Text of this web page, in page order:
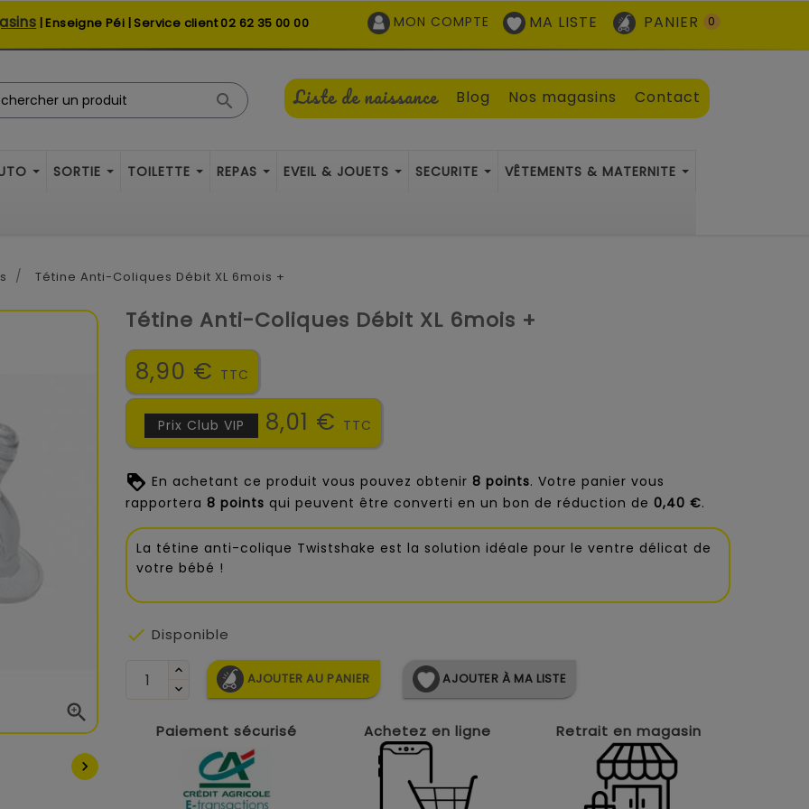
| Enseigne Péi | Service client02 62 35 00 00 MON COMPTE MA LISTE PANIER 0
Liste de naissance Blog Nos magasins Contact

SORTIE TOILETTE REPAS EVEIL & JOUETS SECURITE VÊTEMENTS & MATERNITE
Tétine Anti-Coliques Débit XL 6mois +


Tétine Anti-Coliques Débit XL 6mois +
8,90 € TTC
Prix Club VIP 8,01 € TTC
En achetant ce produit vous pouvez obtenir 8 points. Votre panier vous
rapportera 8 points qui peuvent être converti en un bon de réduction de 0,40 €.
La tétine anti-colique Twistshake est la solution idéale pour le ventre délicat de
votre bébé !
 Disponible
AJOUTER AU PANIER AJOUTER À MA LISTE
Paiement sécurisé Achetez en ligne Retrait en magasin